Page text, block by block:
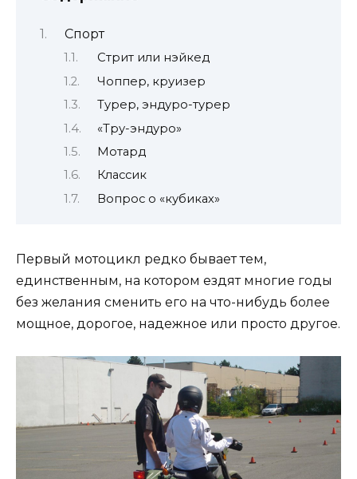
Спорт
Стрит или нэйкед
Чоппер, круизер
Турер, эндуро-турер
«Тру-эндуро»
Мотард
Классик
Вопрос о «кубиках»
Первый мотоцикл редко бывает тем,
единственным, на котором ездят многие годы
без желания сменить его на что-нибудь более
мощное, дорогое, надежное или просто другое.